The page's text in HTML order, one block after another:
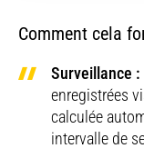
Comment cela
Surveillance :
enregistrées
calculée
intervalle de